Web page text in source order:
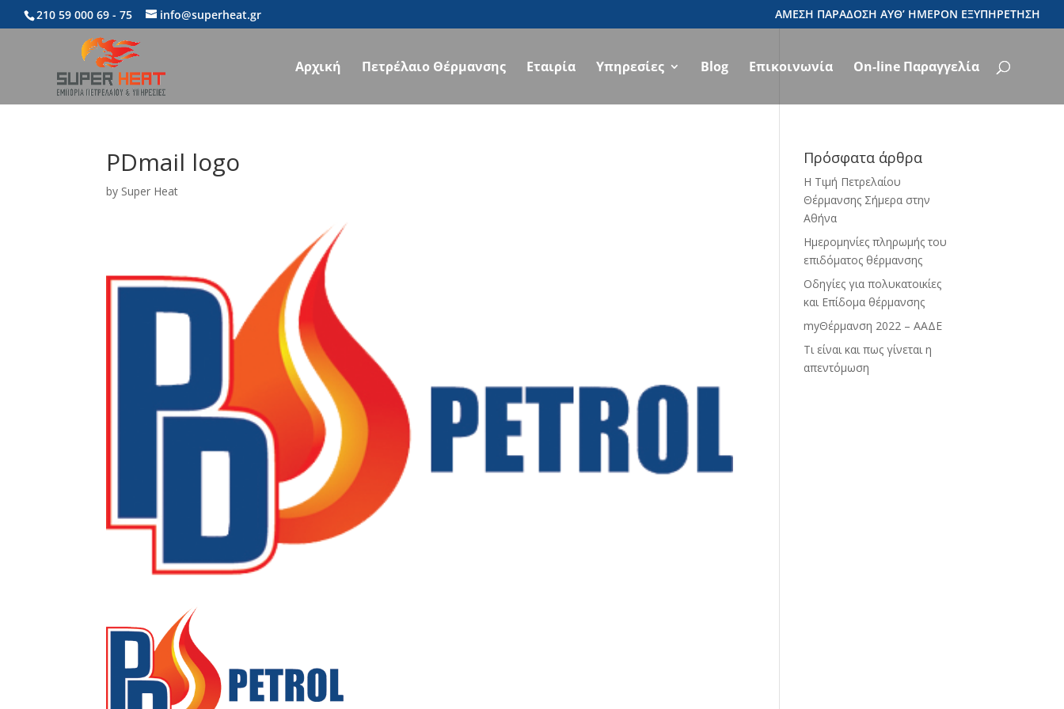
210 59 000 69 - 75 info@superheat.gr
Αρχική Πετρέλαιο Θέρμανσης Εταιρία Υπηρεσίες Blog Επικοινωνία On-line Παραγγελία
PDmail logo
by Super Heat
Πρόσφατα άρθρα
Η Τιμή Πετρελαίου
Θέρμανσης Σήμερα στην
Αθήνα
Ημερομηνίες πληρωμής του
επιδόματος θέρμανσης
Οδηγίες για πολυκατοικίες
και Επίδομα θέρμανσης
myΘέρμανση 2022 – ΑΑΔΕ
Τι είναι και πως γίνεται η
απεντόμωση